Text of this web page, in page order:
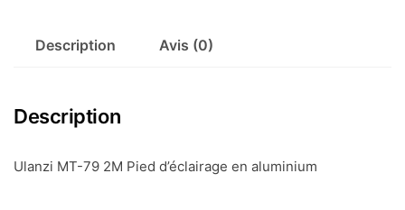
Description Avis (0)
Description
Ulanzi MT-79 2M Pied d’éclairage en aluminium